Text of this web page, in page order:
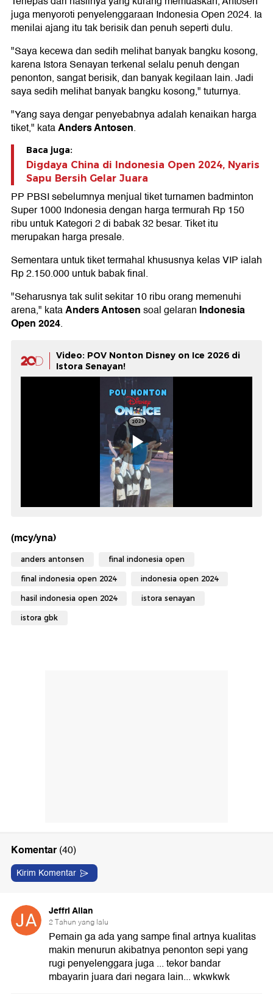
juga menyoroti penyelenggaraan Indonesia Open 2024. Ia
menilai ajang itu tak berisik dan penuh seperti dulu.
"Saya kecewa dan sedih melihat banyak bangku kosong,
karena Istora Senayan terkenal selalu penuh dengan
penonton, sangat berisik, dan banyak kegilaan lain. Jadi
saya sedih melihat banyak bangku kosong," tuturnya.
"Yang saya dengar penyebabnya adalah kenaikan harga
tiket," kataAnders Antosen.
Baca juga:
Digdaya China di Indonesia Open 2024, Nyaris
Sapu Bersih Gelar Juara
PP PBSI sebelumnya menjual tiket turnamen badminton
Super 1000 Indonesia dengan harga termurah Rp 150
ribu untuk Kategori 2 di babak 32 besar. Tiket itu
merupakan harga presale.
Sementara untuk tiket termahal khususnya kelas VIP ialah
Rp 2.150.000 untuk babak final.
"Seharusnya tak sulit sekitar 10 ribu orang memenuhi
arena," kataAnders Antosensoal gelaran Indonesia
Open 2024.
Video: POV Nonton Disney on Ice 2026 di
Istora Senayan!
(mcy/yna)
anders antonsen final indonesia open
final indonesia open 2024 indonesia open 2024
hasil indonesia open 2024 istora senayan
istora gbk